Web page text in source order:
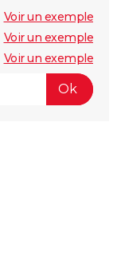
Voir un exemple
Voir un exemple
Voir un exemple